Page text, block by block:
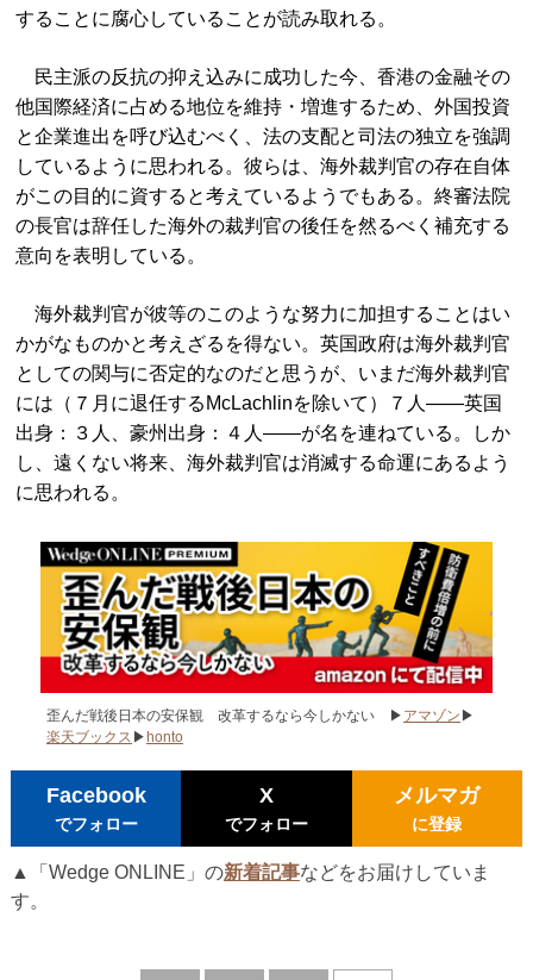
することに腐心していることが読み取れる。
民主派の反抗の抑え込みに成功した今、香港の金融その
他国際経済に占める地位を維持・増進するため、外国投資
と企業進出を呼び込むべく、法の支配と司法の独立を強調
しているように思われる。彼らは、海外裁判官の存在自体
がこの目的に資すると考えているようでもある。終審法院
の長官は辞任した海外の裁判官の後任を然るべく補充する
意向を表明している。
海外裁判官が彼等のこのような努力に加担することはい
かがなものかと考えざるを得ない。英国政府は海外裁判官
としての関与に否定的なのだと思うが、いまだ海外裁判官
には（７月に退任するMcLachlinを除いて）７人――英国
出身：３人、豪州出身：４人――が名を連ねている。しか
し、遠くない将来、海外裁判官は消滅する命運にあるよう
に思われる。
歪んだ戦後日本の安保観 改革するなら今しかない ▶ アマゾン ▶
楽天ブックス ▶honto
Facebook
でフォロー
X
でフォロー
メルマガ
に登録
▲「Wedge ONLINE」の新着記事などをお届けしていま
す。